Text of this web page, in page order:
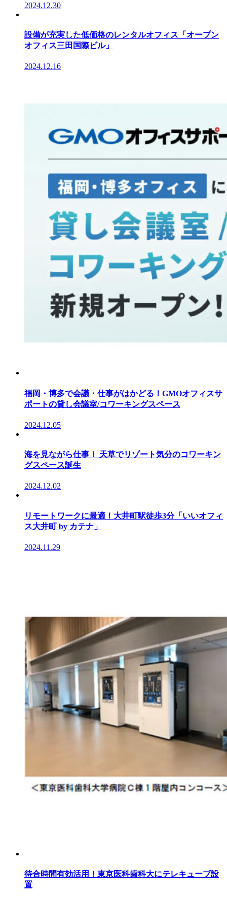
2024.12.30
設備が充実した低価格のレンタルオフィス「オープン
オフィス三田国際ビル」
2024.12.16
福岡・博多で会議・仕事がはかどる！GMOオフィスサ
ポートの貸し会議室/コワーキングスペース
2024.12.05
海を見ながら仕事！ 天草でリゾート気分のコワーキン
グスペース誕生
2024.12.02
リモートワークに最適！大井町駅徒歩3分「いいオフィ
ス大井町 by カテナ」
2024.11.29
待合時間有効活用！東京医科歯科大にテレキューブ設
置